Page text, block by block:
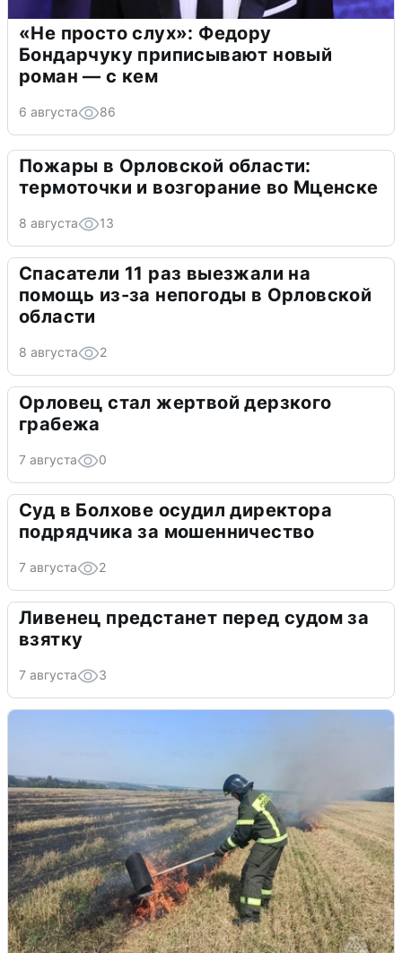
«Не просто слух»: Федору
Бондарчуку приписывают новый
роман — с кем
6 августа 86
Пожары в Орловской области:
термоточки и возгорание во Мценске
8 августа 13
Спасатели 11 раз выезжали на
помощь из-за непогоды в Орловской
области
8 августа 2
Орловец стал жертвой дерзкого
грабежа
7 августа 0
Суд в Болхове осудил директора
подрядчика за мошенничество
7 августа 2
Ливенец предстанет перед судом за
взятку
7 августа 3